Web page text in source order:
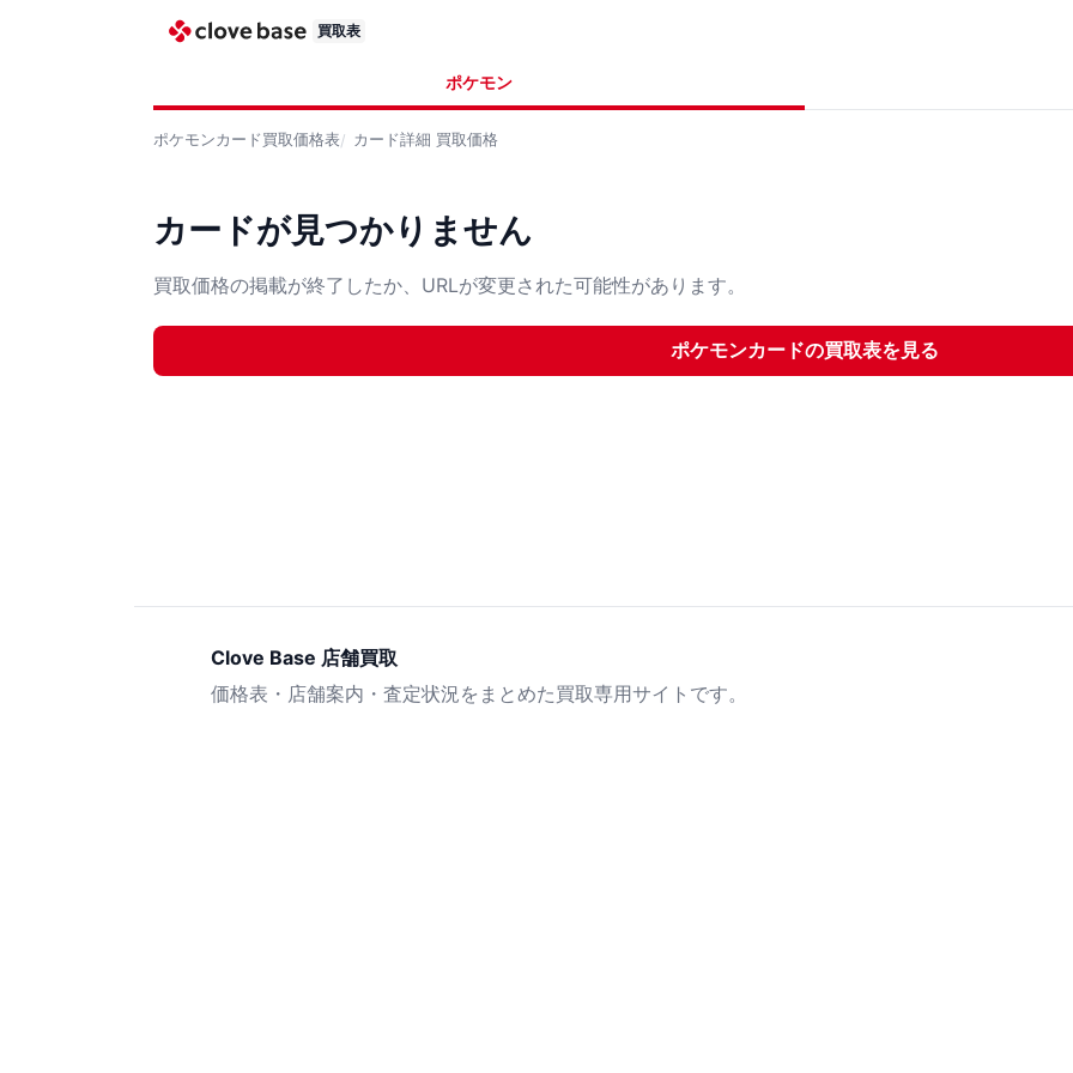
買取表
ポケモン
ポケモンカード買取価格表 カード詳細 買取価格
カードが見つかりません
買取価格の掲載が終了したか、URLが変更された可能性があります。
ポケモンカードの買取表を見る
Clove Base 店舗買取
価格表・店舗案内・査定状況をまとめた買取専用サイトです。